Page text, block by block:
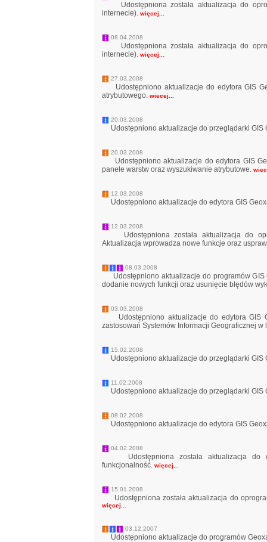
Udostępniona została aktualizacja do
internecie). więcej...
08.04.2008
Udostępniona została aktualizacja do
internecie). więcej...
27.03.2008
Udostępniono aktualizacje do edytora GIS
atrybutowego. wiecej...
20.03.2008
Udostępniono aktualizacje do przeglądarki GIS
20.03.2008
Udostępniono aktualizacje do edytora GIS
panele warstw oraz wyszukiwanie atrybutowe.
12.03.2008
Udostępniono aktualizacje do edytora GIS
12.03.2008
Udostępniona została aktualizacja do
Aktualizacja wprowadza nowe funkcje oraz
08.03.2008
Udostępniono aktualizacje do programów GIS
dodanie nowych funkcji oraz usunięcie błędów
03.03.2008
Udostępniono aktualizacje do edytora GIS
zastosowań Systemów Informacji Geograficznej
15.02.2008
Udostępniono aktualizacje do przeglądarki GIS
11.02.2008
Udostępniono aktualizacje do przeglądarki GIS
08.02.2008
Udostępniono aktualizacje do edytora GIS
04.02.2008
Udostępniona została aktualizacja do
funkcjonalność. więcej...
15.01.2008
Udostępniona została aktualizacja do
więcej...
03.12.2007
Udostępniono aktualizacje do programów